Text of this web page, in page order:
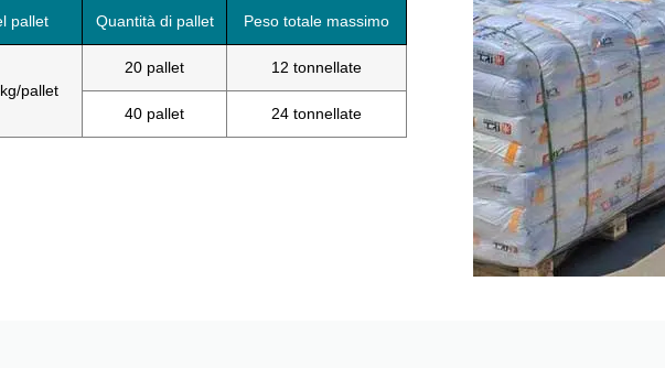
pallet Quantità di pallet Peso totale massimo
pallet
20 pallet 12 tonnellate
40 pallet 24 tonnellate